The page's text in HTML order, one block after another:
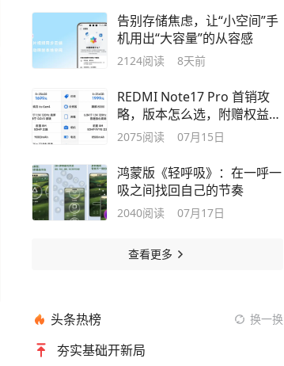
告别存储焦虑，让“小空间”手
机用出“大容量”的从容感
2124阅读 8天前
REDMI Note17 Pro 首销攻
略，版本怎么选，附赠权益很
实在
2075阅读 07月15日
鸿蒙版《轻呼吸》：在一呼一
吸之间找回自己的节奏
2040阅读 07月17日
查看更多
头条热榜 换一换
夯实基础开新局